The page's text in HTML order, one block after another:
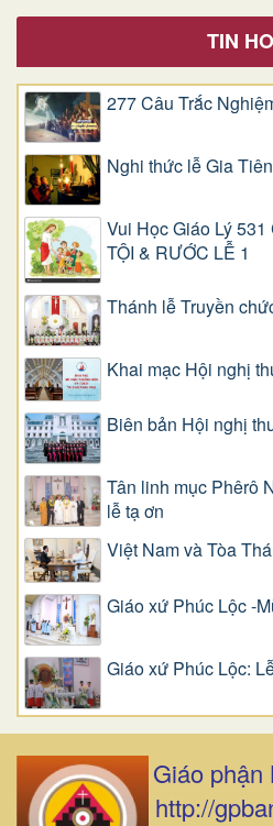
TIN
277 Câu Trắc
Nghi thức lễ Gia Tiên
Vui Học Giáo Lý
TỘI & RƯỚC LỄ 1
Thánh lễ Truyền
Khai mạc Hội nghị
Biên bản Hội nghị
Tân linh mục Phêrô
lễ tạ ơn
Việt Nam và Tòa
Giáo xứ Phúc Lộc -
Giáo xứ Phúc Lộc:
Giáo phận
http://